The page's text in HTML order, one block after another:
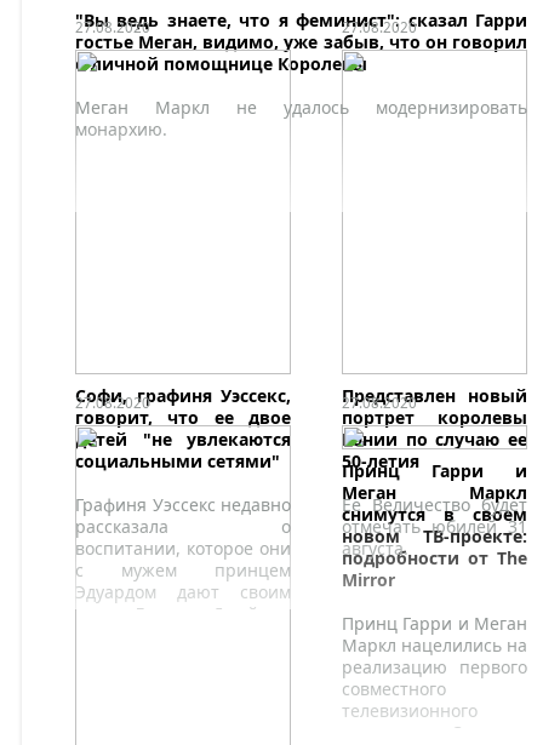
"Вы ведь знаете, что я феминист": сказал Гарри
гостье Меган, видимо, уже забыв, что он говорил
о личной помощнице Королевы
Меган Маркл не удалось модернизировать
монархию.
27.08.2020
Софи, графиня Уэссекс,
говорит, что ее двое
детей "не увлекаются
социальными сетями"
Графиня Уэссекс недавно
рассказала о
воспитании, которое они
с мужем принцем
Эдуардом дают своим
детям Луизе и Джеймсу,
27.08.2020
Представлен новый
портрет королевы
Рании по случаю ее
50-летия
Ее Величество будет
отмечать юбилей 31
августа.
27.08.2020 27.08.2020
Принц Гарри и
Меган Маркл
снимутся в своем
новом ТВ-проекте:
подробности от The
Mirror
Принц Гарри и Меган
Маркл нацелились на
реализацию первого
совместного
телевизионного
проекта. Согласно